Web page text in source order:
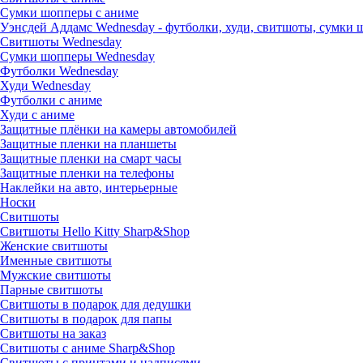
Сумки шопперы с аниме
Уэнсдей Аддамс Wednesday - футболки, худи, свитшоты, сумки
Свитшоты Wednesday
Сумки шопперы Wednesday
Футболки Wednesday
Худи Wednesday
Футболки с аниме
Худи с аниме
Защитные плёнки на камеры автомобилей
Защитные пленки на планшеты
Защитные пленки на смарт часы
Защитные пленки на телефоны
Наклейки на авто, интерьерные
Носки
Свитшоты
Cвитшоты Hello Kitty Sharp&Shop
Женские свитшоты
Именные свитшоты
Мужские свитшоты
Парные свитшоты
Свитшоты в подарок для дедушки
Свитшоты в подарок для папы
Свитшоты на заказ
Свитшоты с аниме Sharp&Shop